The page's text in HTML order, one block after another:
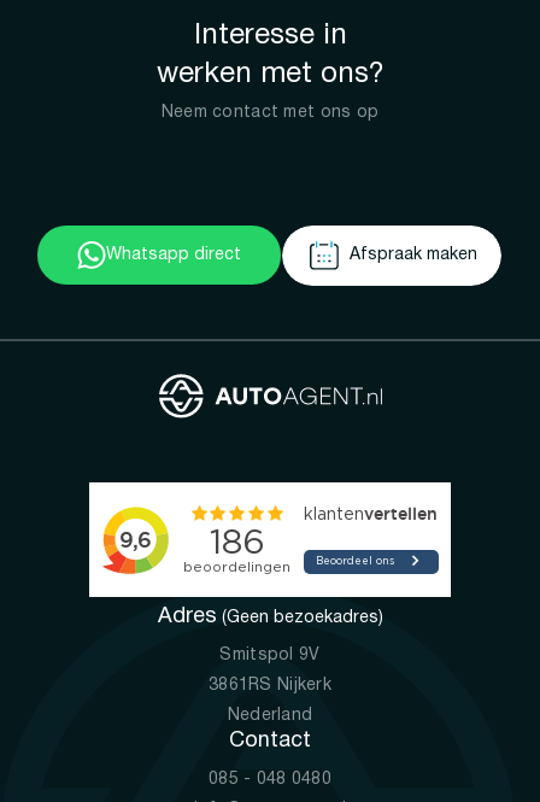
Interesse in
werken met ons?
Neem contact met ons op
Whatsapp direct Afspraak maken
Adres (Geen bezoekadres)
Smitspol 9V
3861RS Nijkerk
Nederland
Contact
085 - 048 0480